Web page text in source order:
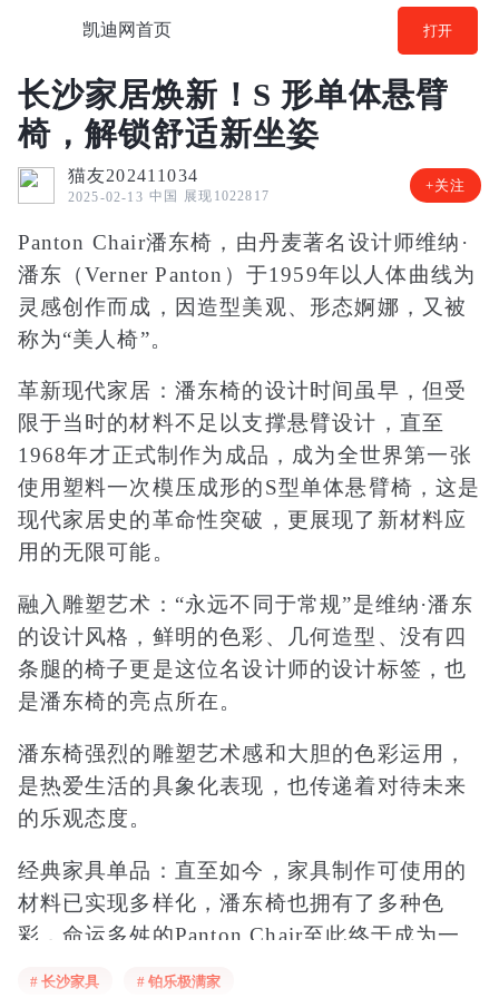
凯迪网首页 打开
长沙家居焕新！S 形单体悬臂
椅，解锁舒适新坐姿
猫友202411034
2025-02-13 中国 展现1022817
+关注
Panton Chair潘东椅，由丹麦著名设计师维纳·
潘东（Verner Panton）于1959年以人体曲线为
灵感创作而成，因造型美观、形态婀娜，又被
称为“美人椅”。
革新现代家居：潘东椅的设计时间虽早，但受
限于当时的材料不足以支撑悬臂设计，直至
1968年才正式制作为成品，成为全世界第一张
使用塑料一次模压成形的S型单体悬臂椅，这是
现代家居史的革命性突破，更展现了新材料应
用的无限可能。
融入雕塑艺术：“永远不同于常规”是维纳·潘东
的设计风格，鲜明的色彩、几何造型、没有四
条腿的椅子更是这位名设计师的设计标签，也
是潘东椅的亮点所在。
潘东椅强烈的雕塑艺术感和大胆的色彩运用，
是热爱生活的具象化表现，也传递着对待未来
的乐观态度。
经典家具单品：直至如今，家具制作可使用的
材料已实现多样化，潘东椅也拥有了多种色
彩，命运多舛的Panton Chair至此终于成为一
# 长沙家具 # 铂乐极满家